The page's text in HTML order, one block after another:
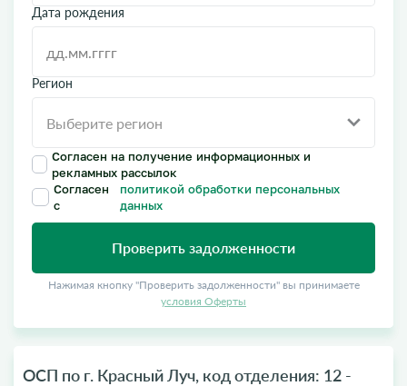
Дата рождения
Регион
Согласен на получение информационных и
рекламных рассылок
Согласен
с
политикой обработки персональных
данных
Проверить задолженности
Нажимая кнопку "Проверить задолженности" вы принимаете
условия Оферты
ОСП по г. Красный Луч, код отделения: 12 -